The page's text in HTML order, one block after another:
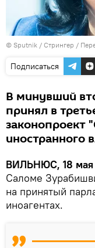
© Sputnik / Стрингер /
Подписаться
В минувший
принял в
законопроект
иностранного
ВИЛЬНЮС, 18 мая
Саломе
на принятый
иноагентах.